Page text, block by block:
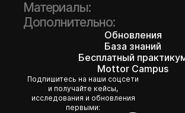
Материалы:
Дополнительно:
Обновления
База знаний
Бесплатный
Mottor Campus
Подпишитесь на наши соцсети
и получайте кейсы,
исследования и обновления
первыми: